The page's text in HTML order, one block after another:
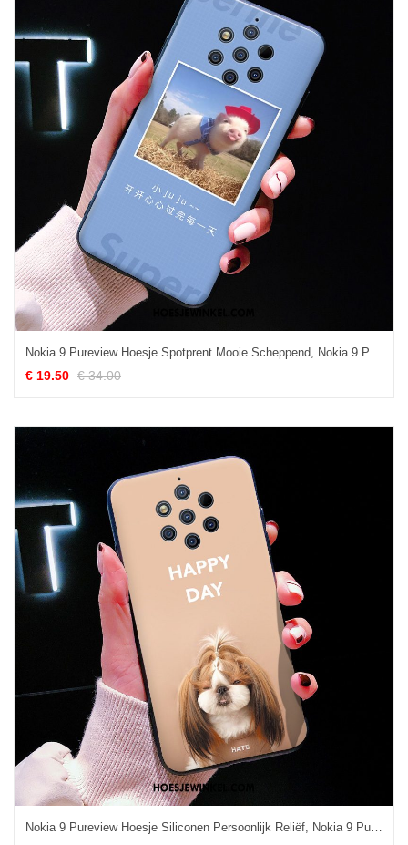
Nokia 9 Pureview Hoesje Spotprent Mooie Scheppend, Nokia 9 Pureview Hoesje Hoes Siliconen
€ 19.50 € 34.00
Nokia 9 Pureview Hoesje Siliconen Persoonlijk Reliëf, Nokia 9 Pureview Hoesje Mooie Rood